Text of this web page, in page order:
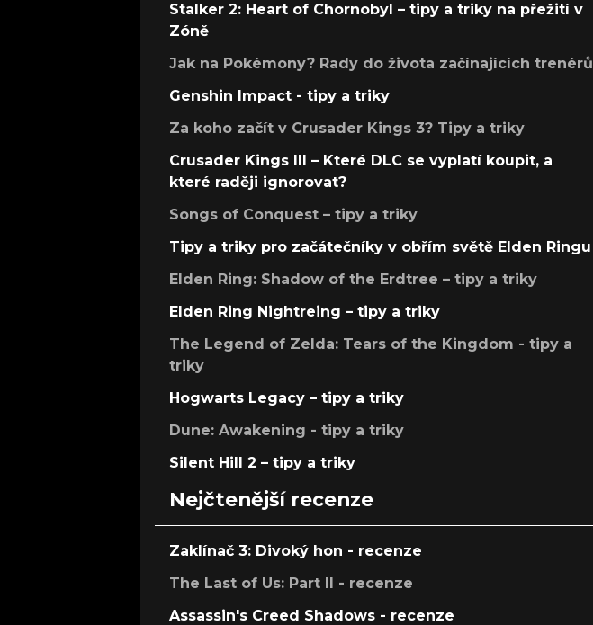
Stalker 2: Heart of Chornobyl – tipy a triky na přežití v
Zóně
Jak na Pokémony? Rady do života začínajících trenérů
Genshin Impact - tipy a triky
Za koho začít v Crusader Kings 3? Tipy a triky
Crusader Kings III – Které DLC se vyplatí koupit, a
které raději ignorovat?
Songs of Conquest – tipy a triky
Tipy a triky pro začátečníky v obřím světě Elden Ringu
Elden Ring: Shadow of the Erdtree – tipy a triky
Elden Ring Nightreing – tipy a triky
The Legend of Zelda: Tears of the Kingdom - tipy a
triky
Hogwarts Legacy – tipy a triky
Dune: Awakening - tipy a triky
Silent Hill 2 – tipy a triky
Nejčtenější recenze
Zaklínač 3: Divoký hon - recenze
The Last of Us: Part II - recenze
Assassin's Creed Shadows - recenze